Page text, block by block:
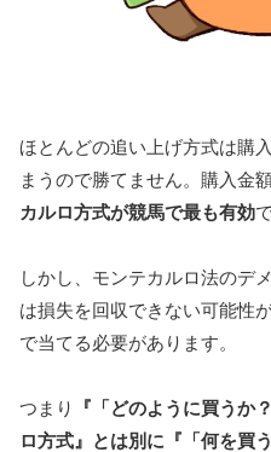
ほとんどの追い上げ方式は購
まうので勝てません。購入金
カルロ方式が競馬で最も有効
しかし、モンテカルロ法のデ
は損失を回収できない可能性
で当てる必要があります。
つまり
『「どのように買うか
ロ方式』とは別に『「何を買